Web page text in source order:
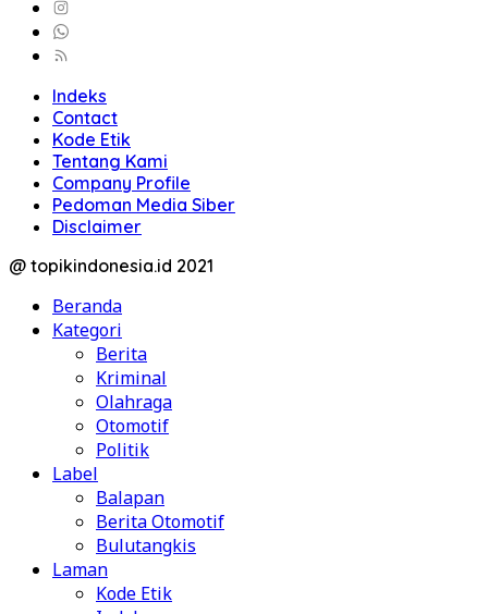
Indeks
Contact
Kode Etik
Tentang Kami
Company Profile
Pedoman Media Siber
Disclaimer
@ topikindonesia.id 2021
Beranda
Kategori
Berita
Kriminal
Olahraga
Otomotif
Politik
Label
Balapan
Berita Otomotif
Bulutangkis
Laman
Kode Etik